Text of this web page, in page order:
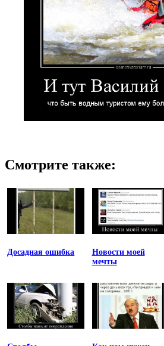
Смотрите также:
Досадная ошибка
Новости моей
мечты